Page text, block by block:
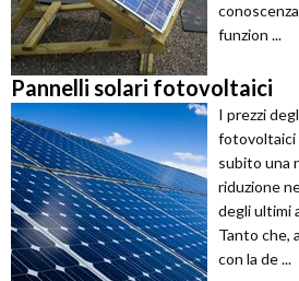
funzion ...
Pannelli solari fotovoltaici
I prezzi
fotovoltaici
subito una
riduzione
degli ultimi
Tanto che,
con la de ...